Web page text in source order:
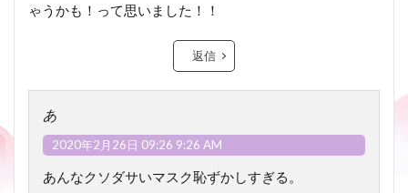
ゃうかも！って思いました！！
返信
あ
2020年2月26日 09:26 9:26 AM
あんなクソダサいマスク恥ずかしすぎる。